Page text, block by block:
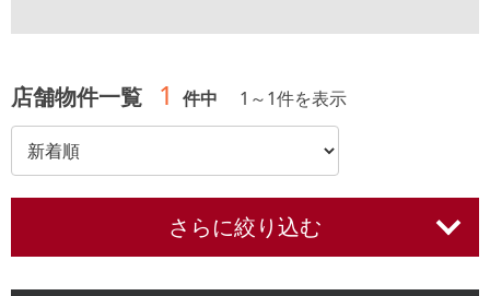
店舗物件一覧 1 件中 1 ～1件を表示
さらに絞り込む